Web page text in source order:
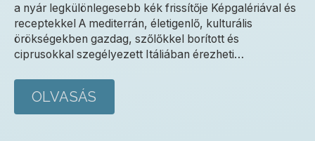
a nyár legkülönlegesebb kék frissítője Képgalériával és
receptekkel A mediterrán, életigenlő, kulturális
örökségekben gazdag, szőlőkkel borított és
ciprusokkal szegélyezett Itáliában érezheti…
OLVASÁS